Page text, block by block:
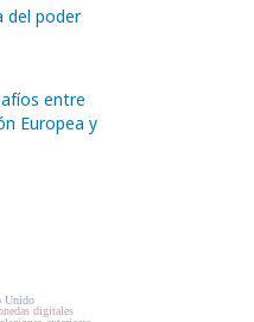
del poder
entre
Europea y
digitales
Unido